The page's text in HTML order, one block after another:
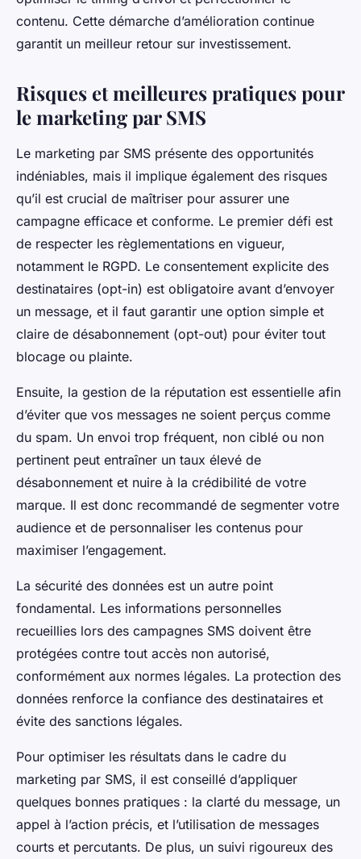
contenu. Cette démarche d’amélioration continue
garantit un meilleur retour sur investissement.
Risques et meilleures pratiques pour
le marketing par SMS
Le marketing par SMS présente des opportunités
indéniables, mais il implique également des risques
qu’il est crucial de maîtriser pour assurer une
campagne efficace et conforme. Le premier défi est
de respecter les règlementations en vigueur,
notamment le RGPD. Le consentement explicite des
destinataires (opt-in) est obligatoire avant d’envoyer
un message, et il faut garantir une option simple et
claire de désabonnement (opt-out) pour éviter tout
blocage ou plainte.
Ensuite, la gestion de la réputation est essentielle afin
d’éviter que vos messages ne soient perçus comme
du spam. Un envoi trop fréquent, non ciblé ou non
pertinent peut entraîner un taux élevé de
désabonnement et nuire à la crédibilité de votre
marque. Il est donc recommandé de segmenter votre
audience et de personnaliser les contenus pour
maximiser l’engagement.
La sécurité des données est un autre point
fondamental. Les informations personnelles
recueillies lors des campagnes SMS doivent être
protégées contre tout accès non autorisé,
conformément aux normes légales. La protection des
données renforce la confiance des destinataires et
évite des sanctions légales.
Pour optimiser les résultats dans le cadre du
marketing par SMS, il est conseillé d’appliquer
quelques bonnes pratiques : la clarté du message, un
appel à l’action précis, et l’utilisation de messages
courts et percutants. De plus, un suivi rigoureux des